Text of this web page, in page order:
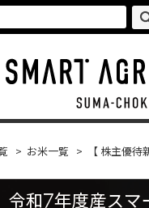
> お米一覧 > 【 株主優